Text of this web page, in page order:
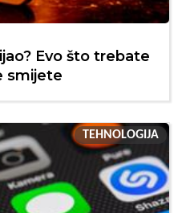
Evo što trebate
smijete
TEHNOLOGIJA